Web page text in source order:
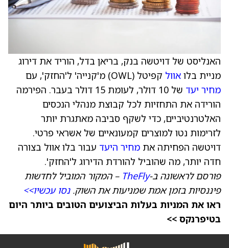
האנליסט של דויטשה בנק, בריאן בדל, הוריד את דירוג
מניית בלו אוול קפיטל (OWL) מ'קנייה' ל'החזק', עם
מחיר יעד
של 10 דולר, לעומת 15 דולר בעבר. הפירמה
הורידה את התחזיות לכל קבוצת מנהלי הנכסים
האלטרנטיביים, כדי לשקף סביבה מאתגרת יותר
לזרימות נטו למוצרים קמעונאיים של אשראי פרטי.
דויטשה הפחיתה את מחיר היעד עבור בלו אוול בצורה
חדה יותר, מה שהוביל להורדת הדירוג ל'החזק'.
פורסם לראשונה ב-TheFly – המקור המוביל לחדשות
פיננסיות בזמן אמת שמניעות את השוק.נסו עכשיו>>
ראו את המניות בעלות הביצועים הטובים ביותר היום
בטיפרנקס >>